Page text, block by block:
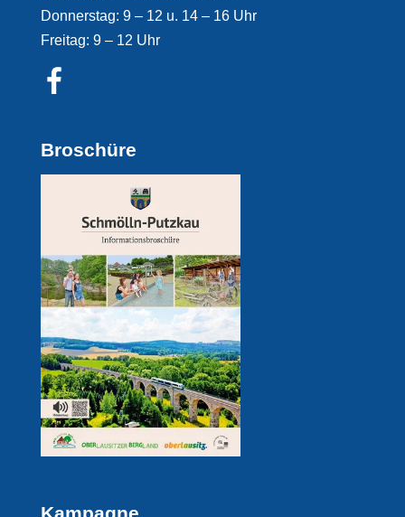
Donnerstag: 9 – 12 u. 14 – 16 Uhr
Freitag: 9 – 12 Uhr
Broschüre
Kampagne